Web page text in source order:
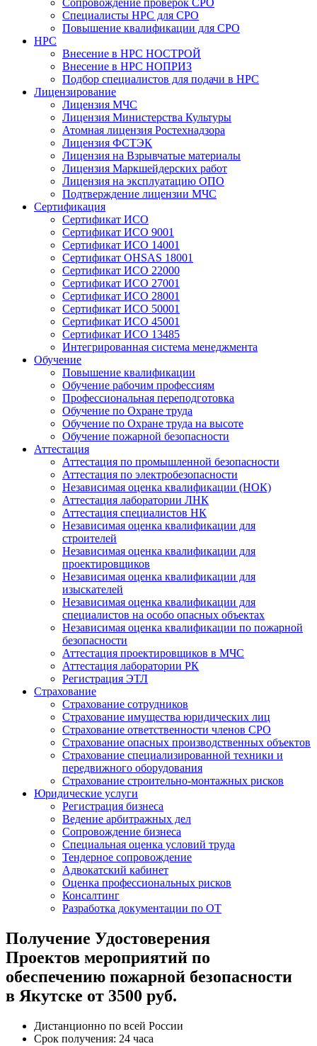
Сопровождение проверок СРО
Специалисты НРС для СРО
Повышение квалификации для СРО
НРС
Внесение в НРС НОСТРОЙ
Внесение в НРС НОПРИЗ
Подбор специалистов для подачи в НРС
Лицензирование
Лицензия МЧС
Лицензия Министерства Культуры
Атомная лицензия Ростехнадзора
Лицензия ФСТЭК
Лицензия на Взрывчатые материалы
Лицензия Маркшейдерских работ
Лицензия на эксплуатацию ОПО
Подтверждение лицензии МЧС
Сертификация
Сертификат ИСО
Сертификат ИСО 9001
Сертификат ИСО 14001
Сертификат OHSAS 18001
Сертификат ИСО 22000
Сертификат ИСО 27001
Сертификат ИСО 28001
Сертификат ИСО 50001
Сертификат ИСО 45001
Сертификат ИСО 13485
Интегрированная система менеджмента
Обучение
Повышение квалификации
Обучение рабочим профессиям
Профессиональная переподготовка
Обучение по Охране труда
Обучение по Охране труда на высоте
Обучение пожарной безопасности
Аттестация
Аттестация по промышленной безопасности
Аттестация по электробезопасности
Независимая оценка квалификации (НОК)
Аттестация лаборатории ЛНК
Аттестация специалистов НК
Независимая оценка квалификации для
строителей
Независимая оценка квалификации для
проектировщиков
Независимая оценка квалификации для
изыскателей
Независимая оценка квалификации для
специалистов на особо опасных объектах
Независимая оценка квалификации по пожарной
безопасности
Аттестация проектировщиков в МЧС
Аттестация лаборатории РК
Регистрация ЭТЛ
Страхование
Страхование сотрудников
Страхование имущества юридических лиц
Страхование ответственности членов СРО
Страхование опасных производственных объектов
Страхование специализированной техники и
передвижного оборудования
Страхование строительно-монтажных рисков
Юридические услуги
Регистрация бизнеса
Ведение арбитражных дел
Сопровождение бизнеса
Специальная оценка условий труда
Тендерное сопровождение
Адвокатский кабинет
Оценка профессиональных рисков
Консалтинг
Разработка документации по ОТ
Получение Удостоверения
Проектов мероприятий по
обеспечению пожарной безопасности
в Якутске от 3500 руб.
Дистанционно по всей России
Срок получения: 24 часа